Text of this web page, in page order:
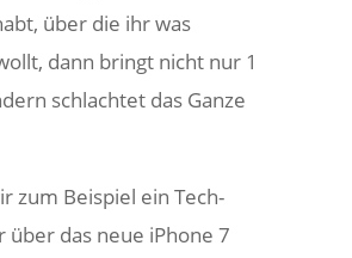
über die ihr was
dann bringt nicht nur 1
schlachtet das Ganze
zum Beispiel ein Tech-
über das neue iPhone 7